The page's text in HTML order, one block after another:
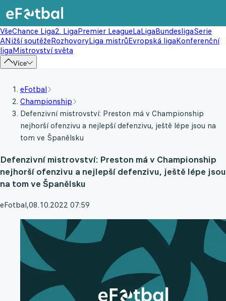
VšeChance Liga2. LigaPremier LeagueLaLigaBundesligaSerie
ANižší soutěžeRozhovoryLiga mistrůEvropská ligaKonferenční
ligaMistrovství světa
Více
eFotbal
Championship
Defenzivní mistrovství: Preston má v Championship
nejhorší ofenzivu a nejlepší defenzivu, ještě lépe jsou na
tom ve Španělsku
Defenzivní mistrovství: Preston má v Championship
nejhorší ofenzivu a nejlepší defenzivu, ještě lépe jsou
na tom ve Španělsku
eFotbal,08.10.2022 07:59